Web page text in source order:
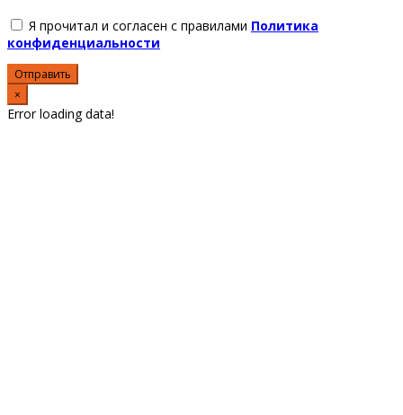
Я прочитал и согласен с правилами Политика
конфиденциальности
Отправить
×
Error loading data!